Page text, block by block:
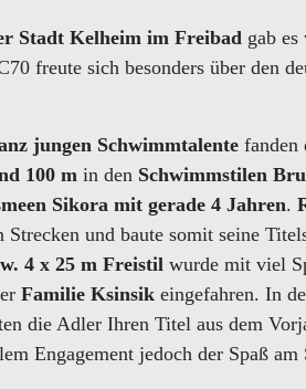
Stadt Kelheim im Freibad gab
freute sich besonders über den
jungen Schwimmtalente fanden
100 m in den Schwimmstilen
Sikora mit gerade 4 Jahren.
Strecken und baute somit seine
4 x 25 m Freistil wurde mit viel
Familie Ksinsik eingefahren. In
die Adler Ihren Titel aus dem
Engagement jedoch der Spaß